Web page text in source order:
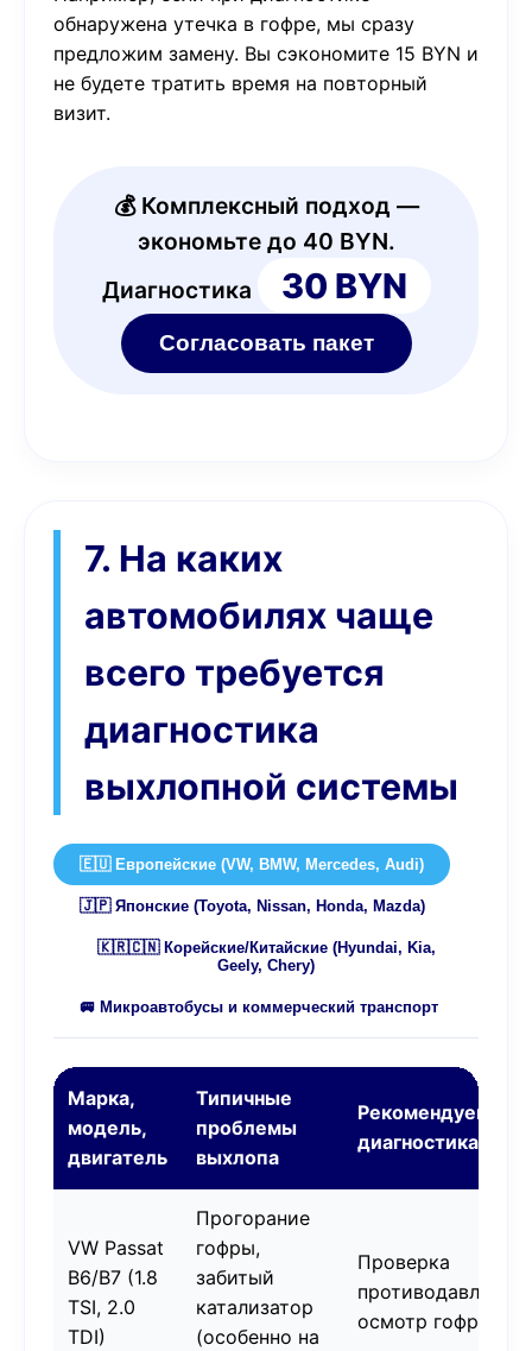
обнаружена утечка в гофре, мы сразу
предложим замену. Вы сэкономите 15 BYN и
не будете тратить время на повторный
визит.
💰 Комплексный подход —
экономьте до 40 BYN.
Диагностика
30 BYN
Согласовать пакет
7. На каких
автомобилях чаще
всего требуется
диагностика
выхлопной системы
🇪🇺 Европейские (VW, BMW, Mercedes, Audi)
🇯🇵 Японские (Toyota, Nissan, Honda, Mazda)
🇰🇷🇨🇳 Корейские/Китайские (Hyundai, Kia,
Geely, Chery)
🚐 Микроавтобусы и коммерческий транспорт
Марка,
модель,
двигатель
Типичные
проблемы
выхлопа
Рекомендуемая
диагностика
VW Passat
B6/B7 (1.8
TSI, 2.0
TDI)
Прогорание
гофры,
забитый
катализатор
(особенно на
Проверка
противодавления,
осмотр гофры